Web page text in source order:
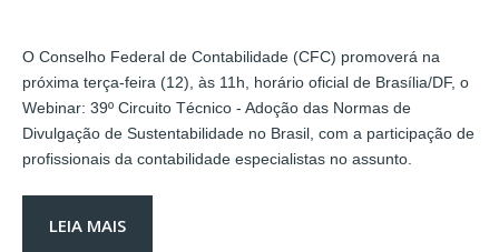
O Conselho Federal de Contabilidade (CFC) promoverá na
próxima terça-feira (12), às 11h, horário oficial de Brasília/DF, o
Webinar: 39º Circuito Técnico - Adoção das Normas de
Divulgação de Sustentabilidade no Brasil, com a participação de
profissionais da contabilidade especialistas no assunto.
LEIA MAIS